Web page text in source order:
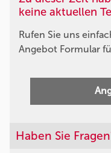
keine aktuellen
Rufen Sie uns
Angebot Formular
Haben Sie